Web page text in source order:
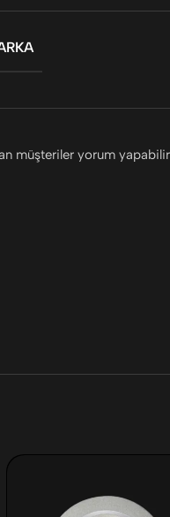
müşteriler yorum